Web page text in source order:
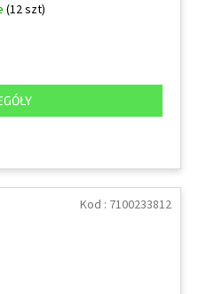
(12 szt)
Kod : 7100233812